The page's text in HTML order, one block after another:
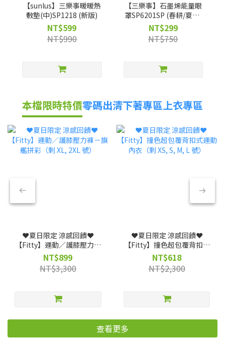
【sunlus】三樂事暖暖熱
敷墊(中)SP1218 (新版)
NT$599
NT$990
【三樂事】石墨烯能量眼
罩SP6201SP (春耕/夏耘/
秋收/冬藏)
NT$299
NT$750
本檔限時特價零碼出清下著專區上衣專區
❤️夏日限定 涼感回饋❤️
【Fitty】運動／護膝壓力褲
－旗艦拼彩（剩 XL, 2XL 號）
NT$899
NT$3,300
❤️夏日限定 涼感回饋❤️
【Fitty】撞色超包覆背扣式
運動內衣（剩 XS, S, M, L
號）
NT$618
NT$2,300
查看更多